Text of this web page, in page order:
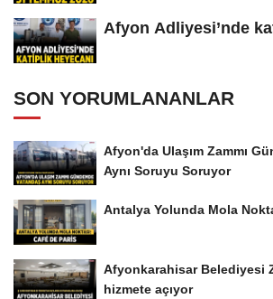
Afyon Adliyesi’nde
SON YORUMLANANLAR
Afyon'da Ulaşım Zammı
Aynı Soruyu Soruyor
Antalya Yolunda Mola
Afyonkarahisar Belediyesi
hizmete açıyor